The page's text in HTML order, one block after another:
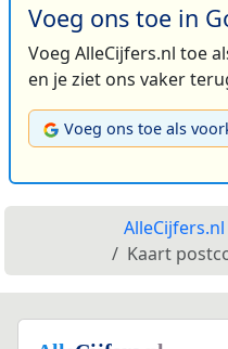
Voeg ons toe in
Voeg AlleCijfers.nl toe
en je ziet ons vaker
Voeg ons toe als
AlleCijfers.nl
Kaart